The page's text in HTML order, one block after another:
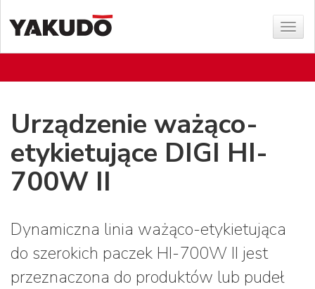
menu
Urządzenie ważąco-
etykietujące DIGI HI-
700W II
Dynamiczna linia ważąco-etykietująca
do szerokich paczek HI-700W II jest
przeznaczona do produktów lub pudeł